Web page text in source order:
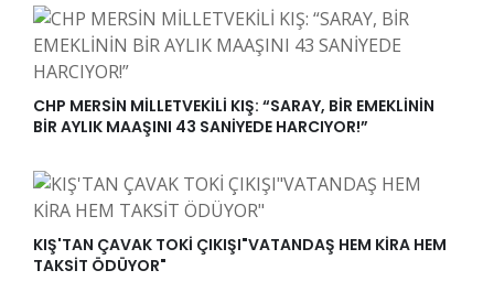
CHP MERSİN MİLLETVEKİLİ KIŞ: “SARAY, BİR EMEKLİNİN
BİR AYLIK MAAŞINI 43 SANİYEDE HARCIYOR!”
KIŞ'TAN ÇAVAK TOKİ ÇIKIŞI"VATANDAŞ HEM KİRA HEM
TAKSİT ÖDÜYOR"